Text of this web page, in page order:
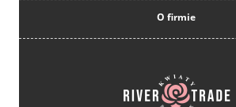
O firmie